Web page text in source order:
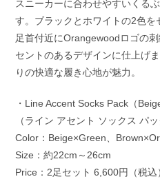
スニーカーに合わせやすいくる
す。ブラックとホワイトの2色を
足首付近にOrangewoodロゴの
セントのあるデザインに仕上げ
りの快適な履き心地が魅力。
・Line Accent Socks Pack（
（ライン アセント ソックス パッ
Color：Beige×Green、
Size：約22cm～26cm
Price：2足セット 6,600円（税込